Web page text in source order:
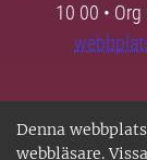
Denna
webbläsare.
10 00 •